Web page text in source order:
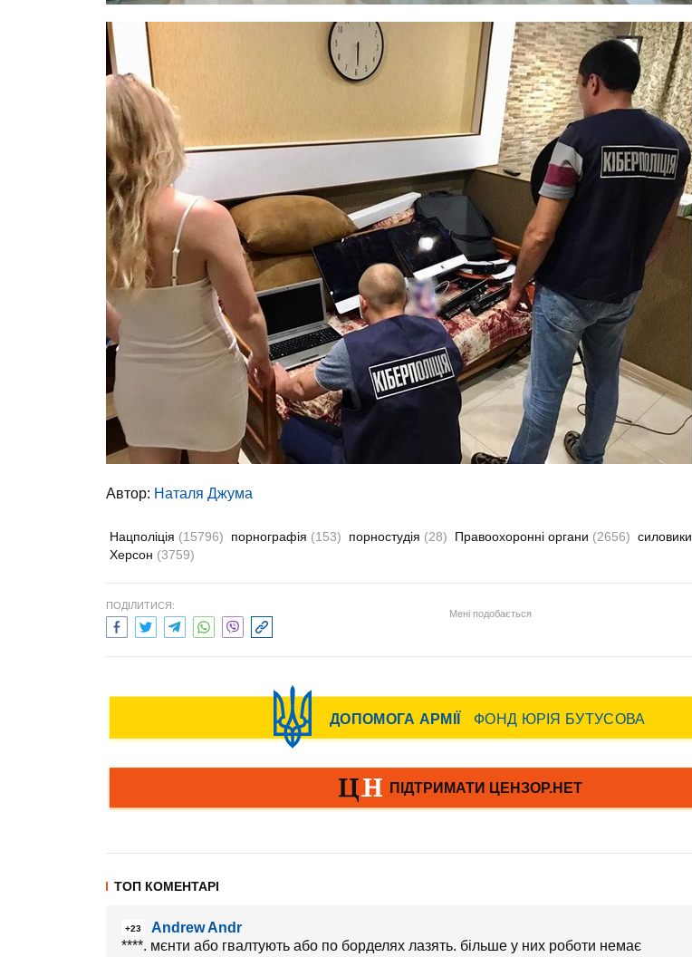
Автор: Наталя Джума
Нацполіція (15796) порнографія (153) порностудія (28) Правоохоронні органи (2656) силовики
Херсон (3759)
ПОДІЛИТИСЯ:
Мені подобається
ТОП КОМЕНТАРІ
+23
Andrew Andr
****. мєнти або гвалтують або по борделях лазять. більше у них роботи немає